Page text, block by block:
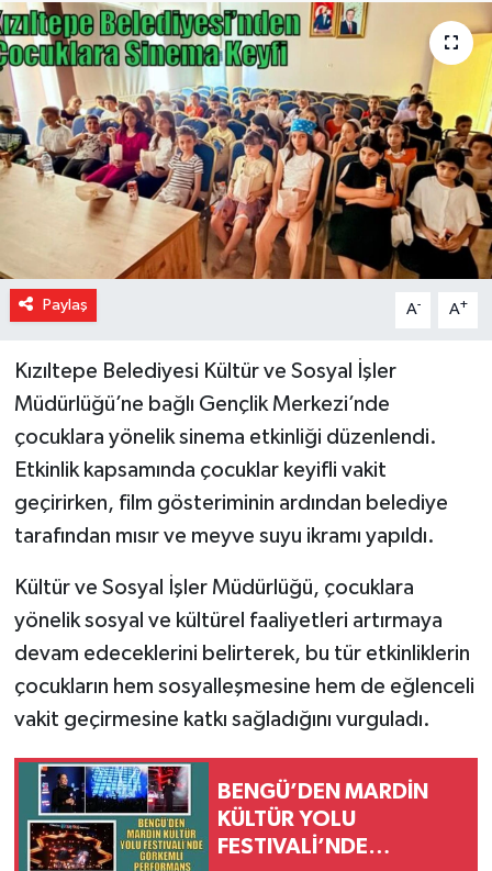
Paylaş A- A+
Kızıltepe Belediyesi Kültür ve Sosyal İşler
Müdürlüğü’ne bağlı Gençlik Merkezi’nde
çocuklara yönelik sinema etkinliği düzenlendi.
Etkinlik kapsamında çocuklar keyifli vakit
geçirirken, film gösteriminin ardından belediye
tarafından mısır ve meyve suyu ikramı yapıldı.
Kültür ve Sosyal İşler Müdürlüğü, çocuklara
yönelik sosyal ve kültürel faaliyetleri artırmaya
devam edeceklerini belirterek, bu tür etkinliklerin
çocukların hem sosyalleşmesine hem de eğlenceli
vakit geçirmesine katkı sağladığını vurguladı.
BENGÜ’DEN MARDİN
KÜLTÜR YOLU
FESTIVALİ’NDE
Haber Arşivi